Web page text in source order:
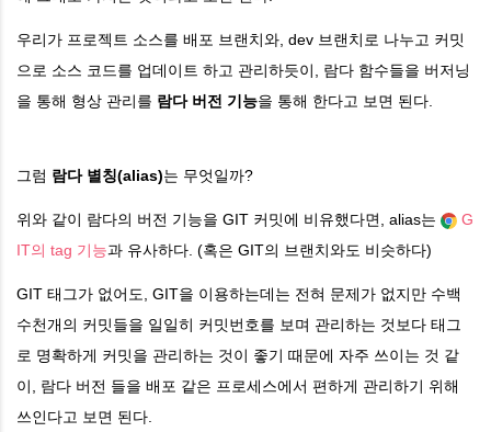
우리가 프로젝트 소스를 배포 브랜치와, dev 브랜치로 나누고 커밋
으로 소스 코드를 업데이트 하고 관리하듯이, 람다 함수들을 버저닝
을 통해 형상 관리를 람다 버전 기능을 통해 한다고 보면 된다.
그럼 람다 별칭(alias)는 무엇일까?
위와 같이 람다의 버전 기능을 GIT 커밋에 비유했다면, alias는
G
IT의 tag 기능과 유사하다. (혹은 GIT의 브랜치와도 비슷하다)
GIT 태그가 없어도, GIT을 이용하는데는 전혀 문제가 없지만 수백
수천개의 커밋들을 일일히 커밋번호를 보며 관리하는 것보다 태그
로 명확하게 커밋을 관리하는 것이 좋기 때문에 자주 쓰이는 것 같
이, 람다 버전 들을 배포 같은 프로세스에서 편하게 관리하기 위해
쓰인다고 보면 된다.